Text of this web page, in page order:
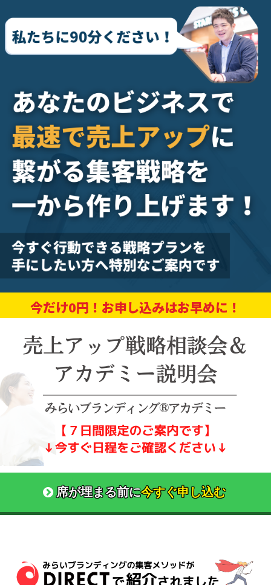
今だけ0円！ お申し込みはお早めに！
席が埋まる前に今すぐ申し込む